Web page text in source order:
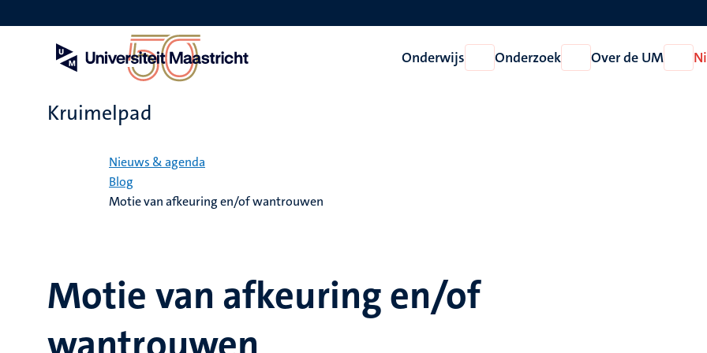
en
Onderwijs
Open
Onderwijs
Onderzoek
Open
Onderzoek
Over de UM
Open
Over
Kruimelpad
Nieuws & agenda
Blog
Motie van afkeuring en/of wantrouwen
Motie van afkeuring en/of